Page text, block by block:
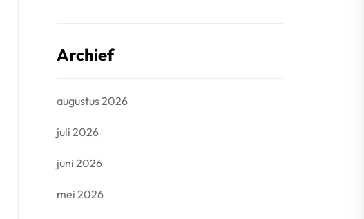
Archief
augustus 2026
juli 2026
juni 2026
mei 2026